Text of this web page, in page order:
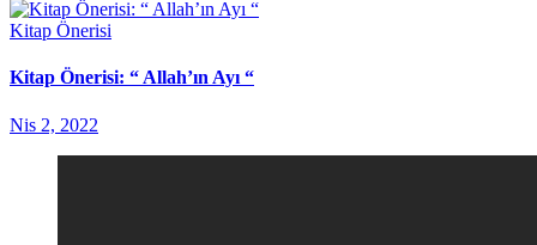
Kitap Önerisi
Kitap Önerisi: “ Allah’ın Ayı “
Nis 2, 2022